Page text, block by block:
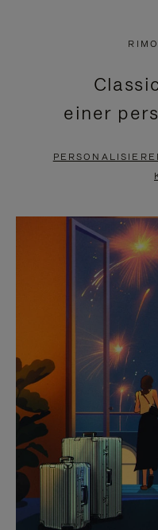
PAUSIERT,
BITTE
DRÜCKEN
SIE
ZUM
einer